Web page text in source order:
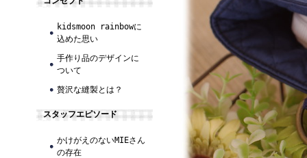
kidsmoon rainbowに
込めた思い
手作り品のデザインに
ついて
贅沢な縫製とは？
スタッフエピソード
かけがえのないMIEさん
の存在